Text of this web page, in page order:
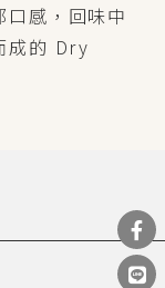
感，回味中
成的 Dry